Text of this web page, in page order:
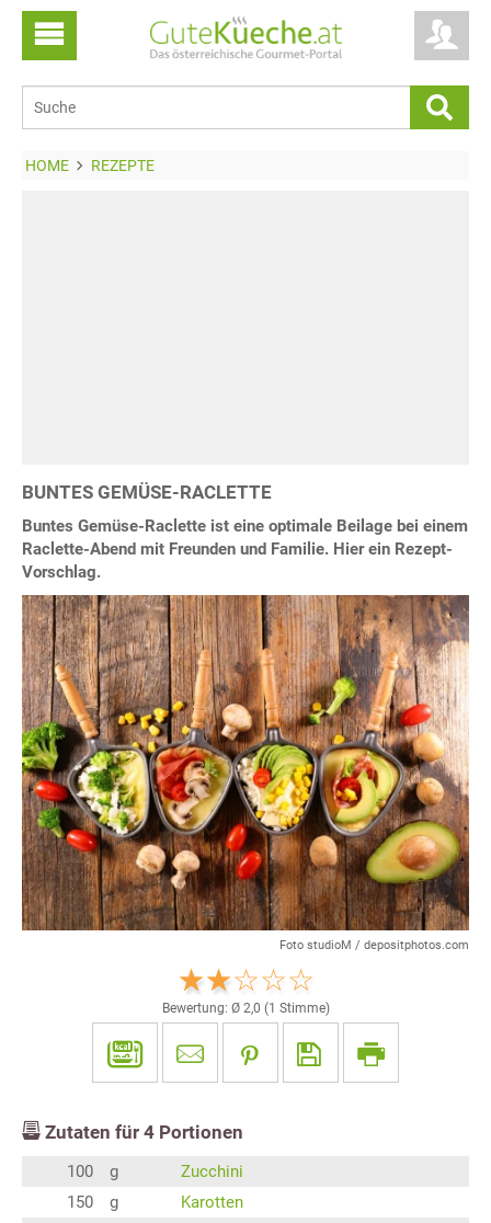
HOME REZEPTE
BUNTES GEMÜSE-RACLETTE
Buntes Gemüse-Raclette ist eine optimale Beilage bei einem
Raclette-Abend mit Freunden und Familie. Hier ein Rezept-
Vorschlag.
Foto studioM / depositphotos.com
Bewertung: Ø 2,0 (1 Stimme)
Zutaten für 4 Portionen
100 g
Zucchini
150
g
Karotten